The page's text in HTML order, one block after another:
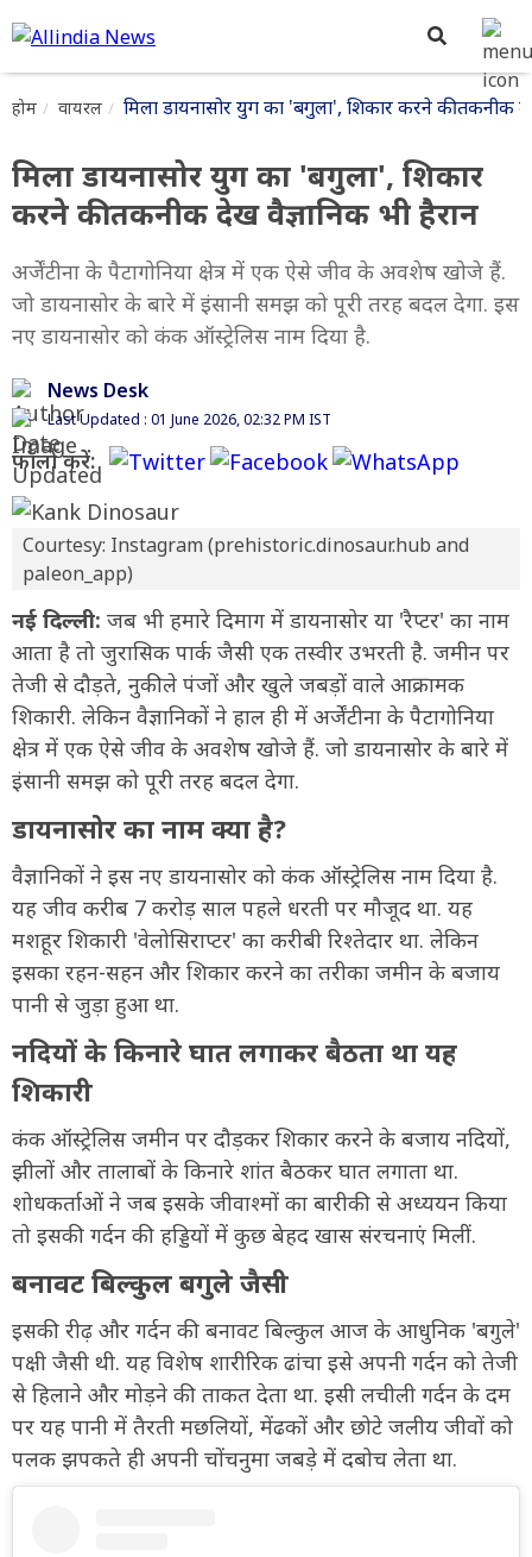
होम वायरल मिला डायनासोर युग का 'बगुला', शिकार करने की तकनीक
मिला डायनासोर युग का 'बगुला', शिकार
करने की तकनीक देख वैज्ञानिक भी हैरान
अर्जेंटीना के पैटागोनिया क्षेत्र में एक ऐसे जीव के अवशेष खोजे हैं.
जो डायनासोर के बारे में इंसानी समझ को पूरी तरह बदल देगा. इस
नए डायनासोर को कंक ऑस्ट्रेलिस नाम दिया है.
News Desk
Last Updated : 01 June 2026, 02:32 PM IST
फॉलो करें:
Courtesy: Instagram (prehistoric.dinosaur.hub and
paleon_app)
नई दिल्ली: जब भी हमारे दिमाग में डायनासोर या 'रैप्टर' का नाम
आता है तो जुरासिक पार्क जैसी एक तस्वीर उभरती है. जमीन पर
तेजी से दौड़ते, नुकीले पंजों और खुले जबड़ों वाले आक्रामक
शिकारी. लेकिन वैज्ञानिकों ने हाल ही में अर्जेंटीना के पैटागोनिया
क्षेत्र में एक ऐसे जीव के अवशेष खोजे हैं. जो डायनासोर के बारे में
इंसानी समझ को पूरी तरह बदल देगा.
डायनासोर का नाम क्या है?
वैज्ञानिकों ने इस नए डायनासोर को कंक ऑस्ट्रेलिस नाम दिया है.
यह जीव करीब 7 करोड़ साल पहले धरती पर मौजूद था. यह
मशहूर शिकारी 'वेलोसिराप्टर' का करीबी रिश्तेदार था. लेकिन
इसका रहन-सहन और शिकार करने का तरीका जमीन के बजाय
पानी से जुड़ा हुआ था.
नदियों के किनारे घात लगाकर बैठता था यह
शिकारी
कंक ऑस्ट्रेलिस जमीन पर दौड़कर शिकार करने के बजाय नदियों,
झीलों और तालाबों के किनारे शांत बैठकर घात लगाता था.
शोधकर्ताओं ने जब इसके जीवाश्मों का बारीकी से अध्ययन किया
तो इसकी गर्दन की हड्डियों में कुछ बेहद खास संरचनाएं मिलीं.
बनावट बिल्कुल बगुले जैसी
इसकी रीढ़ और गर्दन की बनावट बिल्कुल आज के आधुनिक 'बगुले'
पक्षी जैसी थी. यह विशेष शारीरिक ढांचा इसे अपनी गर्दन को तेजी
से हिलाने और मोड़ने की ताकत देता था. इसी लचीली गर्दन के दम
पर यह पानी में तैरती मछलियों, मेंढकों और छोटे जलीय जीवों को
पलक झपकते ही अपनी चोंचनुमा जबड़े में दबोच लेता था.